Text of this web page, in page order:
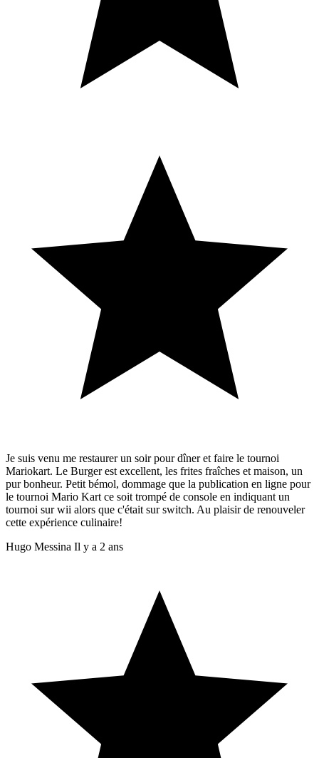
Je suis venu me restaurer un soir pour dîner et faire le tournoi
Mariokart. Le Burger est excellent, les frites fraîches et maison, un
pur bonheur. Petit bémol, dommage que la publication en ligne pour
le tournoi Mario Kart ce soit trompé de console en indiquant un
tournoi sur wii alors que c'était sur switch. Au plaisir de renouveler
cette expérience culinaire!
Hugo Messina Il y a 2 ans